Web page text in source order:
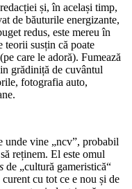
și, în același timp,
de băuturile energizante,
redus, este mereu în
teorii susțin că poate
care le adoră). Fumează
grădiniță de cuvântul
fotografia auto,
unde vine „ncv”, probabil
reținem. El este omul
de „cultură gameristică“
cu tot ce e nou și de